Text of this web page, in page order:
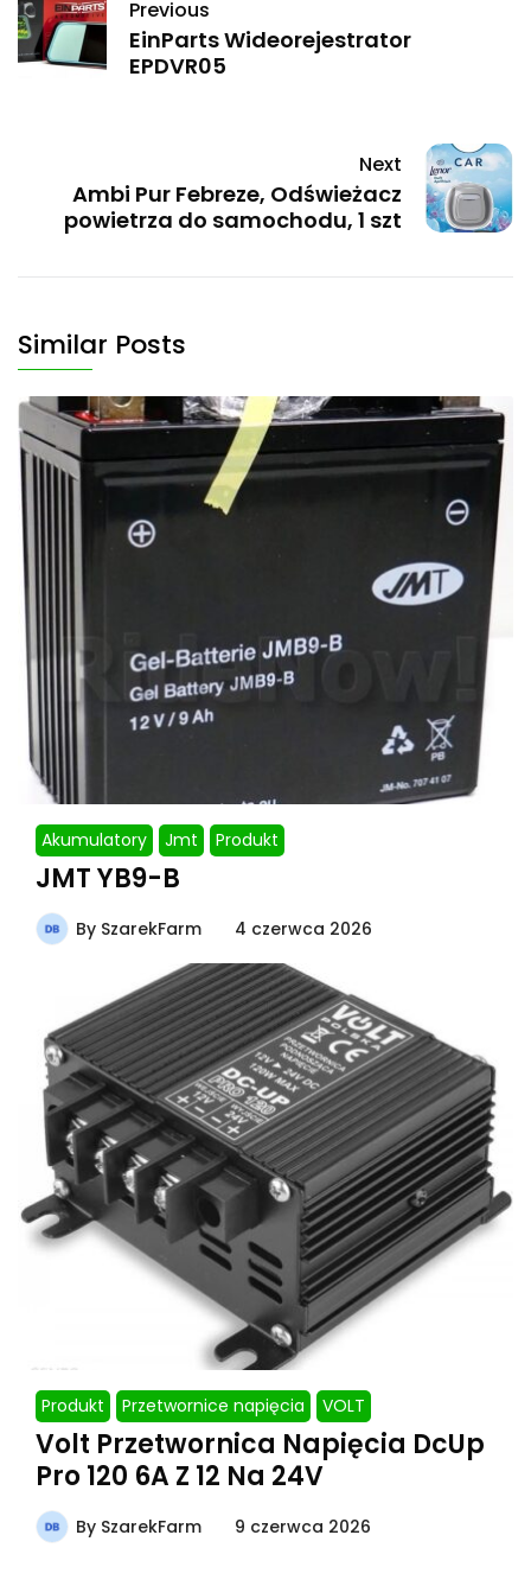
Previous
EinParts Wideorejestrator
EPDVR05
Next
Ambi Pur Febreze, Odświeżacz
powietrza do samochodu, 1 szt
Similar Posts
Akumulatory Jmt Produkt
JMT YB9-B
By SzarekFarm 4 czerwca 2026
Produkt Przetwornice napięcia VOLT
Volt Przetwornica Napięcia DcUp
Pro 120 6A Z 12 Na 24V
By SzarekFarm 9 czerwca 2026